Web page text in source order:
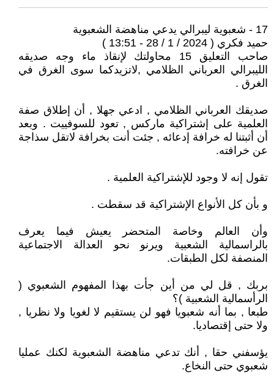
17 - شعبوية ليبرالي يدعي مناهضة الشعبوية
حميد فكري ( 2024 / 1 / 28 - 13:51 )
صاحب التعليق 15 محاولتك لإنقاذ ماء وجه صديقه
الليبرالي العرباني الظلامي ,لاتزيدكما سوى الغرق في
الغرق .
صديقك العرباني الظلامي , ادعي جهلا , أن إطلاق صفة
العلمية على إشتراكية ماركس , تعود للسوفييت . وبعد
أن أثبتنا له خرافة إدعائه , جئت أنت بخرافة لاتقل سذاجة
عن خرافته.
تقول إنه لا وجود للإشتراكية العلمية .
و بأن كل الأنواع الإشتراكية قد سقطت .
وأن العالم وخاصة المتحضر يعيش فيما يعرف
بالراسمالية الشعبية ويرنو نحو العدالة الاجتماعية
المنصفة لكل الطبقات.
بربك , قل لي من أين جأت بهذا المفهوم الشعبوي (
الرأسمالية الشعبية )؟
طبعا , بما أنه شعبويا فهو لن يستقيم لا لغويا ولا نظريا ,
ولا حتى إقتصاديا.
يؤسفني حقا , أنك تدعي مناهضة الشعبوية لكنك عمليا
شعبوي حتى النخاع.